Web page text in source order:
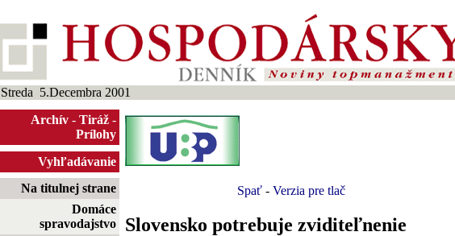
Streda 5.Decembra 2001
Archív - Tiráž -
Prílohy
Vyhľadávanie
Na titulnej strane
Domáce
spravodajstvo
Spať- Verzia pre tlač
Slovensko potrebuje zviditeľnenie